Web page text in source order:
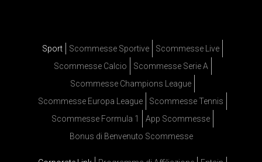
Sport Scommesse Sportive
Scommesse Live
Scommesse Calcio
Scommesse Serie A
Scommesse Champions League
Scommesse Europa League
Scommesse Tennis
Scommesse Formula 1
App Scommesse
Bonus di Benvenuto Scommesse